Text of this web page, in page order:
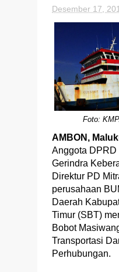
Desember 17,
Foto:
AMBON,
Anggota DPRD
Gerindra
Direktur PD
perusahaan
Daerah
Timur (SBT)
Bobot
Transportasi
Perhubungan.